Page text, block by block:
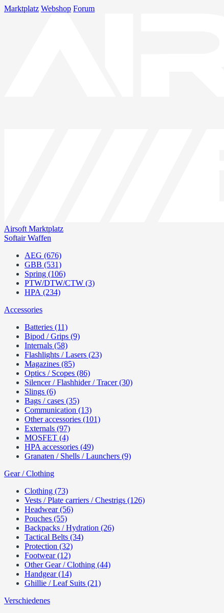
Marktplatz Webshop Forum
Airsoft Marktplatz
Softair Waffen
AEG (676)
GBB (531)
Spring (106)
PTW/DTW/CTW (3)
HPA (234)
Accessories
Batteries (11)
Bipod / Grips (9)
Internals (58)
Flashlights / Lasers (23)
Magazines (85)
Optics / Scopes (86)
Silencer / Flashhider / Tracer (30)
Slings (6)
Bags / cases (35)
Communication (13)
Other accessories (101)
Externals (97)
MOSFET (4)
HPA accessories (49)
Granaten / Shells / Launchers (9)
Gear / Clothing
Clothing (73)
Vests / Plate carriers / Chestrigs (126)
Headwear (56)
Pouches (55)
Backpacks / Hydration (26)
Tactical Belts (34)
Protection (32)
Footwear (12)
Other Gear / Clothing (44)
Handgear (14)
Ghillie / Leaf Suits (21)
Verschiedenes